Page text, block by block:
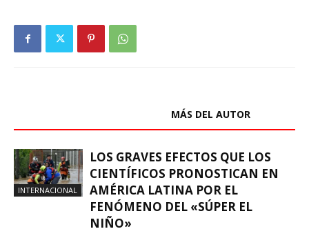
MÁS DEL AUTOR
INTERNACIONAL
LOS GRAVES EFECTOS QUE LOS
CIENTÍFICOS PRONOSTICAN EN
AMÉRICA LATINA POR EL
FENÓMENO DEL «SÚPER EL
NIÑO»